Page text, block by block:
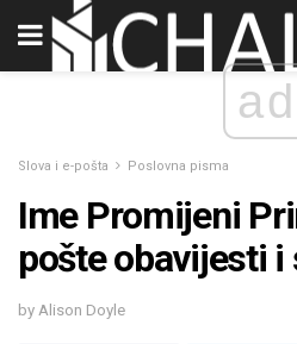
ad
Slova i e-pošta Poslovna pisma
Ime Promijeni
pošte obavijesti i
by Alison Doyle